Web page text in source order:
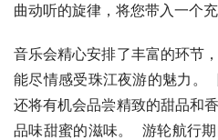
曲动听的旋律，将您带入一个
音乐会精心安排了丰富的环节
能尽情感受珠江夜游的魅力。
还将有机会品尝精致的甜品和
品味甜蜜的滋味。  游轮航行